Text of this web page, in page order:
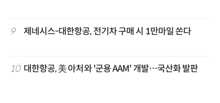
9 제네시스-대한항공, 전기차 구매 시 1만마일 쏜다
10 대한항공, 美 아처와 '군용 AAM' 개발…국산화 발판